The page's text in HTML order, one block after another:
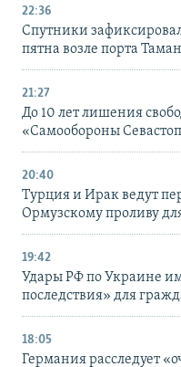
22:36
Спутники
пятна возле порта
21:27
До 10 лет лишения
«Самообороны
20:40
Турция и Ирак ведут
Ормузскому проливу
19:42
Удары РФ по Украине
последствия» для
18:05
Германия расследует